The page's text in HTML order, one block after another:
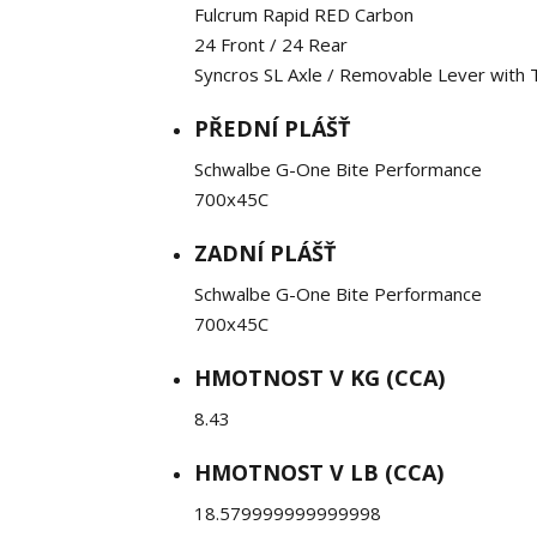
Fulcrum Rapid RED Carbon
24 Front / 24 Rear
Syncros SL Axle / Removable Lever with
PŘEDNÍ PLÁŠŤ
Schwalbe G-One Bite Performance
700x45C
ZADNÍ PLÁŠŤ
Schwalbe G-One Bite Performance
700x45C
HMOTNOST V KG (CCA)
8.43
HMOTNOST V LB (CCA)
18.579999999999998